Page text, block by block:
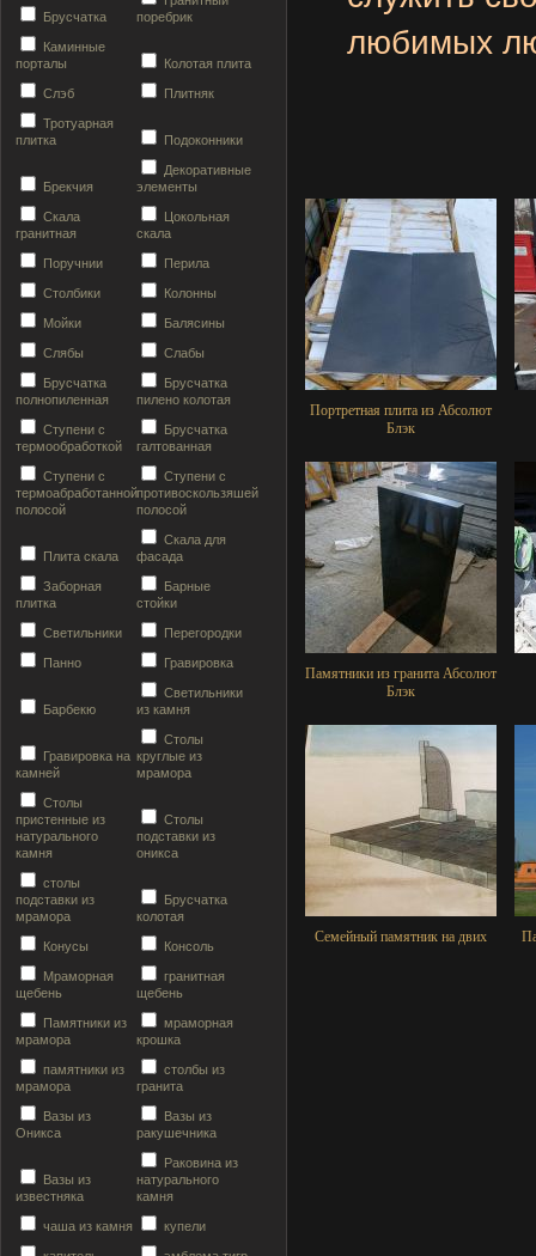
Брусчатка
поребрик
Каминные
порталы
Колотая плита
Слэб Плитняк
Тротуарная
плитка
Подоконники
Брекчия
Декоративные
элементы
Скала
гранитная
Цокольная
скала
Поручнии Перила
Столбики Колонны
Мойки Балясины
Слябы Слабы
Брусчатка
полнопиленная
Брусчатка
пилено колотая
Ступени с
термообработкой
Брусчатка
галтованная
Ступени с
термоабработанной
полосой
Ступени с
противоскользяшей
полосой
Плита скала
Скала для
фасада
Заборная
плитка
Барные
стойки
Светильники Перегородки
Панно Гравировка
Барбекю
Светильники
из камня
Гравировка на
камней
Столы
круглые из
мрамора
Столы
пристенные из
натурального
камня
Столы
подставки из
оникса
столы
подставки из
мрамора
Брусчатка
колотая
Конусы Консоль
Мраморная
щебень
гранитная
щебень
Памятники из
мрамора
мраморная
крошка
памятники из
мрамора
столбы из
гранита
Вазы из
Оникса
Вазы из
ракушечника
Вазы из
известняка
Раковина из
натурального
камня
чаша из камня купели
любимых
Портретная плита из Абсолют
Блэк
Памятники из гранита Абсолют
Блэк
Семейный памятник на двих